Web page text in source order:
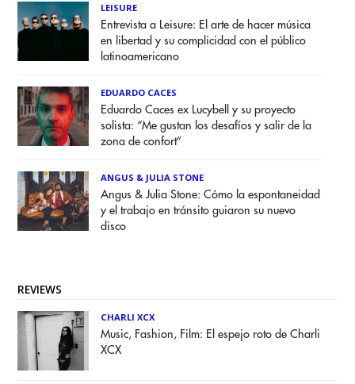
LEISURE
Entrevista a Leisure: El arte de hacer música
en libertad y su complicidad con el público
latinoamericano
EDUARDO CACES
Eduardo Caces ex Lucybell y su proyecto
solista: “Me gustan los desafíos y salir de la
zona de confort”
ANGUS & JULIA STONE
Angus & Julia Stone: Cómo la espontaneidad
y el trabajo en tránsito guiaron su nuevo
disco
REVIEWS
CHARLI XCX
Music, Fashion, Film: El espejo roto de Charli
XCX